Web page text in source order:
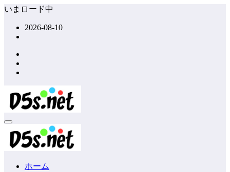
コ
ッ
プ
いまロード中
2026-08-10
ホーム